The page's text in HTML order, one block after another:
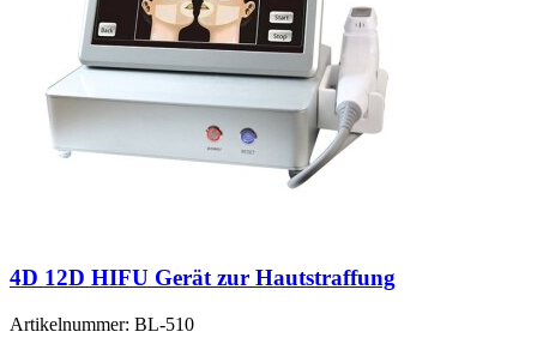
4D 12D HIFU Gerät zur Hautstraffung
Artikelnummer: BL-510